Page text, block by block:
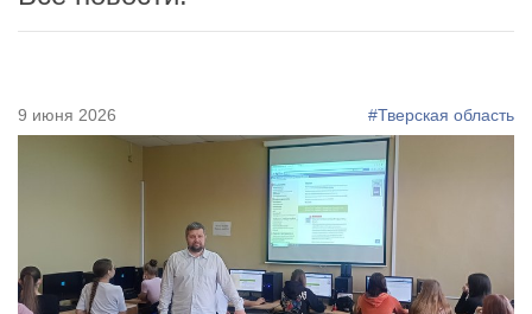
9 июня 2026 #Тверская область